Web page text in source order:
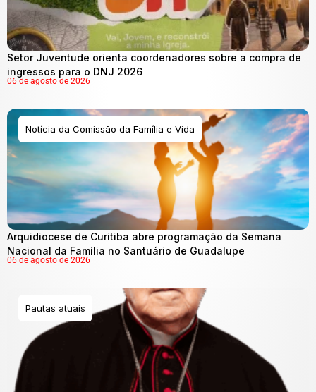
Setor Juventude orienta coordenadores sobre a compra de
ingressos para o DNJ 2026
06 de agosto de 2026
Notícia da Comissão da Família e Vida
Arquidiocese de Curitiba abre programação da Semana
Nacional da Família no Santuário de Guadalupe
06 de agosto de 2026
Pautas atuais